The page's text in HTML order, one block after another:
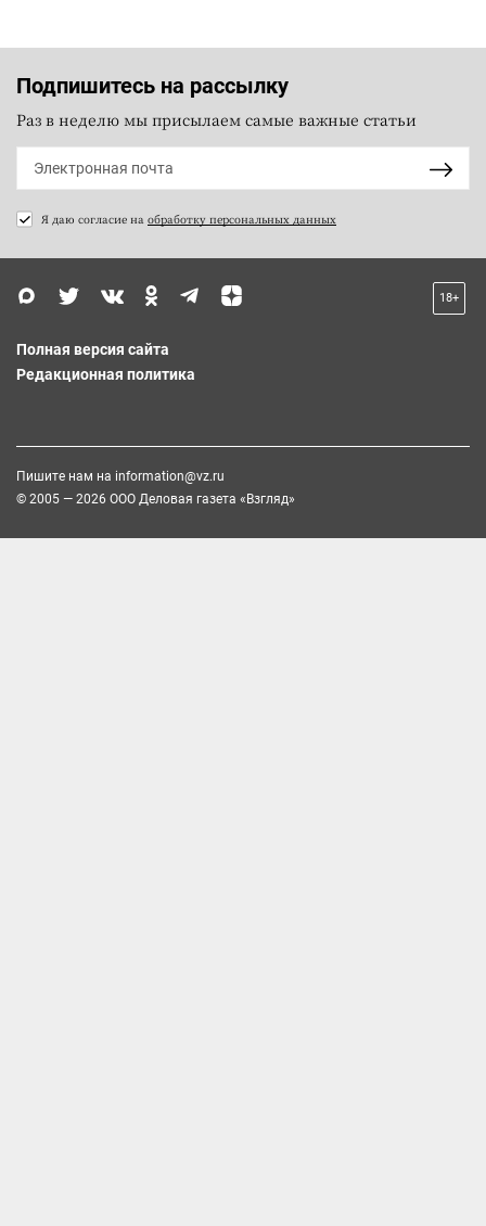
Подпишитесь на рассылку
Раз в неделю мы присылаем самые важные статьи
Я даю согласие на обработку персональных данных
18+
Полная версия сайта
Редакционная политика
Пишите нам на information@vz.ru
© 2005 — 2026 ООО Деловая газета «Взгляд»